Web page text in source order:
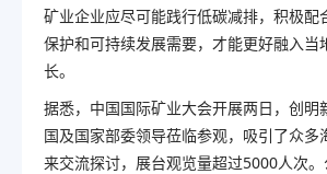
矿业企业应尽可能践行低碳减排，积极配
保护和可持续发展需要，才能更好融入当
长。
据悉，中国国际矿业大会开展两日，创明
国及国家部委领导莅临参观，吸引了众多
来交流探讨，展台观览量超过5000人次